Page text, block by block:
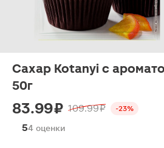
Сахар Kotanyi с
50г
83.99 ₽ 109.99 ₽ -23%
54 оценки